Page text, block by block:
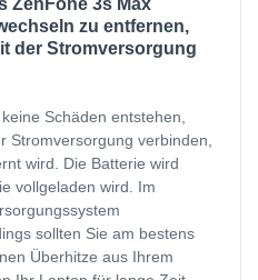
zu entfernen,
der Stromversorgung
Schäden entstehen,
Stromversorgung verbinden,
wird. Die Batterie wird
vollgeladen wird. Im
sollten Sie am bestens
Überhitze aus Ihrem